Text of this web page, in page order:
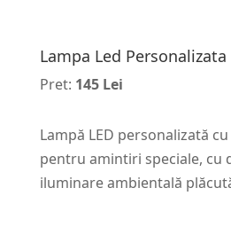
Lampa Led
Pret: 145 Lei
Lampă LED personalizată
pentru amintiri speciale, cu
iluminare ambientală